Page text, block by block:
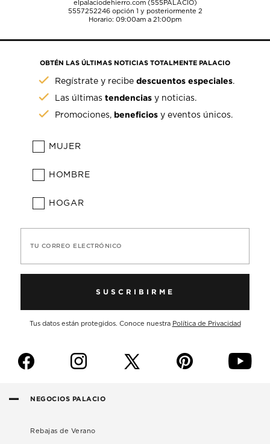
elpalaciodehierro.com (555PALACIO)
5557252246opción 1 y posteriormente 2
Horario: 09:00am a 21:00pm
OBTÉN LAS ÚLTIMAS NOTICIAS TOTALMENTE PALACIO
Regístrate y recibedescuentos especiales.
Las últimastendencias y noticias.
Promociones, beneficios y eventos únicos.
MUJER
HOMBRE
HOGAR
TU CORREO ELECTRÓNICO
SUSCRIBIRME
Tus datos están protegidos. Conoce nuestra Política de Privacidad
f i p y
NEGOCIOS PALACIO
Rebajas de Verano